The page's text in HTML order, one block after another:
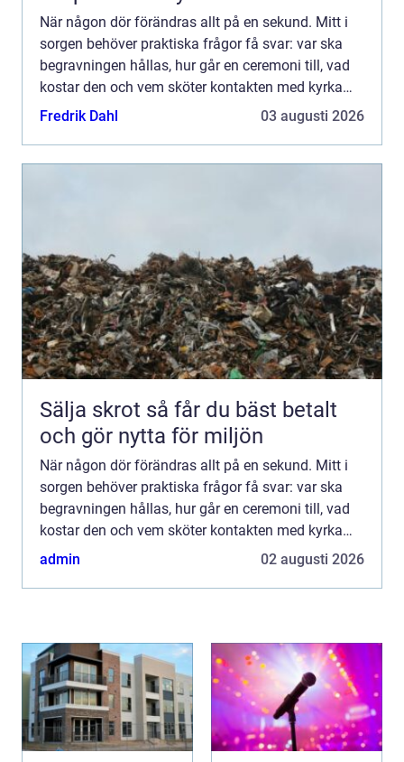
När någon dör förändras allt på en sekund. Mitt i
sorgen behöver praktiska frågor få svar: var ska
begravningen hållas, hur går en ceremoni till, vad
kostar den och vem sköter kontakten med kyrka
eller annan lokal? En trygg och erfaren
Fredrik Dahl 03 augusti 2026
Sälja skrot så får du bäst betalt
och gör nytta för miljön
När någon dör förändras allt på en sekund. Mitt i
sorgen behöver praktiska frågor få svar: var ska
begravningen hållas, hur går en ceremoni till, vad
kostar den och vem sköter kontakten med kyrka
eller annan lokal? En trygg och erfaren
admin 02 augusti 2026